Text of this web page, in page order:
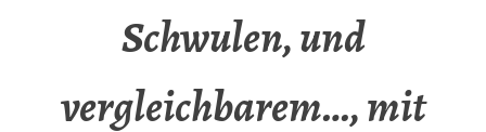
Schwulen, und
vergleichbarem…, mit